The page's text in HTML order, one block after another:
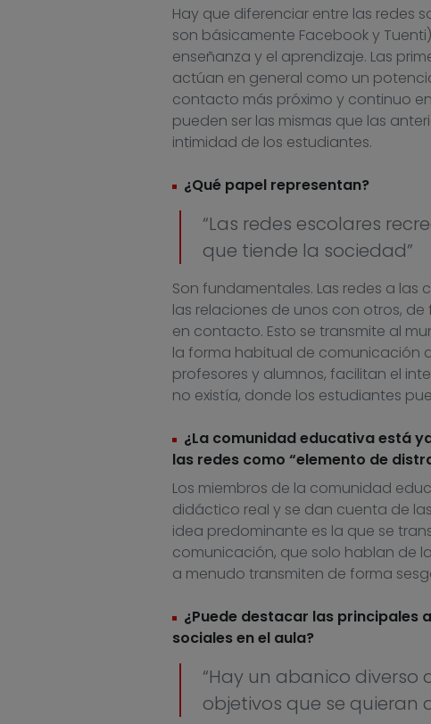
Hay que diferenciar entre las redes
son básicamente Facebook y
enseñanza y el aprendizaje. Las
actúan en general como un
contacto más próximo y continuo
pueden ser las mismas que las
intimidad de los estudiantes.
¿Qué papel representan?
“Las redes escolares
que tiende la sociedad”
Son fundamentales. Las redes a
las relaciones de unos con otros,
en contacto. Esto se transmite al
la forma habitual de comunicación
profesores y alumnos, facilitan el
no existía, donde los estudiantes
¿La comunidad educativa está
las redes como “elemento de
Los miembros de la comunidad
didáctico real y se dan cuenta de
idea predominante es la que se
comunicación, que solo hablan de
a menudo transmiten de forma
¿Puede destacar las principales
sociales en el aula?
“Hay un abanico diverso
objetivos que se quieran